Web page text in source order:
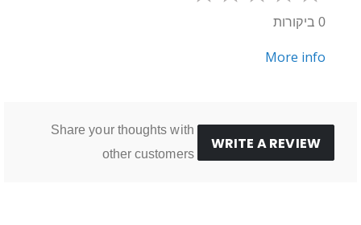
0 ביקורות
More info
WRITE A REVIEW
Share your thoughts with
other customers